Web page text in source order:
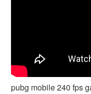
pubg mobile 240 fps